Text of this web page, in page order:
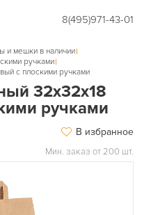
8(495)971-43-01
и мешки в наличии
ручками
с плоскими ручками
32х32х18
ручками
В избранное
Мин. заказ от 200 шт.